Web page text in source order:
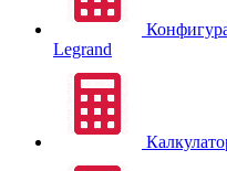
Legrand